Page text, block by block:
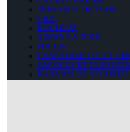
SERVANTE DE TUBE
CRIC
ROULEUR
AIMANT A TOLE
POULIE
TRANSPALETTE ET
SANGLES ET ELINGUES
HARNAIS DE SECURITE